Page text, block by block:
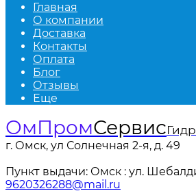
Главная
О компании
Доставка
Контакты
Оплата
Блог
Отзывы
Еще
ОмПромСервис
г. Омск, ул Солнечная 2-я, д. 49
Пункт выдачи: Омск : ул.
9620326288@mail.ru